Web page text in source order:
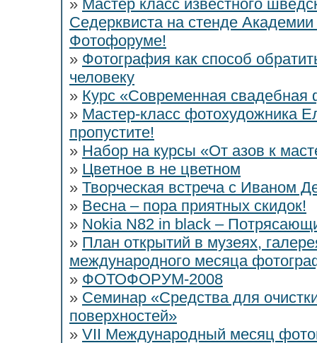
» Мастер класс известного
Седерквиста на стенде
Фотофоруме!
» Фотография как способ
человеку
» Курс «Современная свадебная
» Мастер-класс фотохудожника
пропустите!
» Набор на курсы «От азов к
» Цветное в не цветном
» Творческая встреча с Иваном
» Весна – пора приятных скидок!
» Nokia N82 in black –
» План открытий в музеях,
международного месяца
» ФОТОФОРУМ-2008
» Семинар «Средства для
поверхностей»
» VII Международный месяц